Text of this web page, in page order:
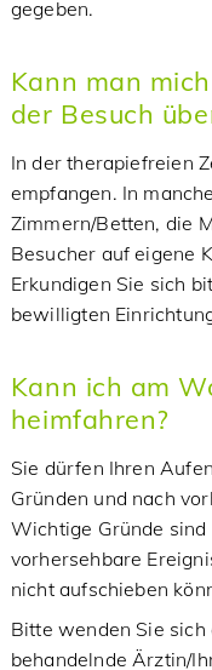
gegeben.
Kann man
der Besuch
In der therapiefreien
empfangen. In
Zimmern/Betten, die
Besucher auf eigene
Erkundigen Sie sich
bewilligten
Kann ich am
heimfahren?
Sie dürfen Ihren
Gründen und nach
Wichtige Gründe
vorhersehbare
nicht aufschieben
Bitte wenden Sie
behandelnde Ärztin/